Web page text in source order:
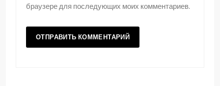
браузере для последующих моих комментариев.